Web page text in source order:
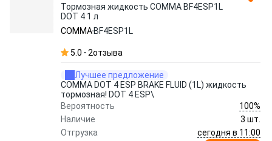
Тормозная жидкость COMMA BF4ESP1L
DOT 4 1 л
COMMA BF4ESP1L
5.0 2отзыва
Лучшее предложение
COMMA DOT 4 ESP BRAKE FLUID (1L) жидкость
тормозная! DOT 4 ESP\
Вероятность
100%
Наличие
3 шт.
Отгрузка
сегодня в 11:00